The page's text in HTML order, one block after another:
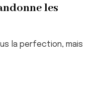
les
la perfection, mais